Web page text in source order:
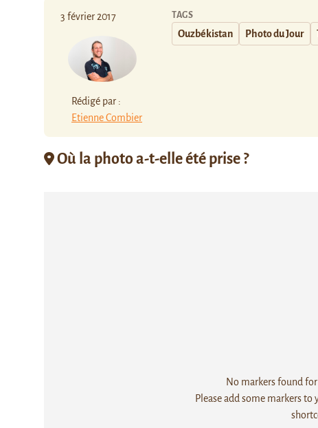
3 février 2017
Rédigé par :
Etienne Combier
TAGS
Ouzbékistan Photo du Jour
Où la photo a-t-elle été prise ?
No markers found
Please add some markers